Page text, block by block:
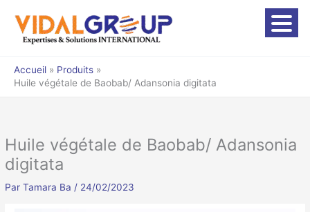
contenu
Accueil
Produits
Huile végétale de Baobab/ Adansonia digitata
Huile végétale de Baobab/ Adansonia
digitata
ParTamara Ba / 24/02/2023